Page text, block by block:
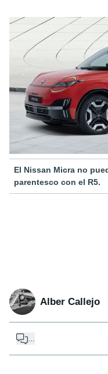
El Nissan Micra no
parentesco con el R5.
Alber Callejo
...